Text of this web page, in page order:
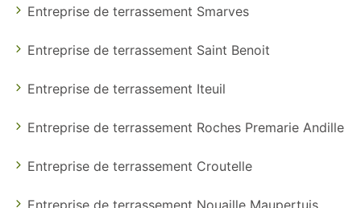
Entreprise de terrassement Smarves
Entreprise de terrassement Saint Benoit
Entreprise de terrassement Iteuil
Entreprise de terrassement Roches Premarie Andille
Entreprise de terrassement Croutelle
Entreprise de terrassement Nouaille Maupertuis